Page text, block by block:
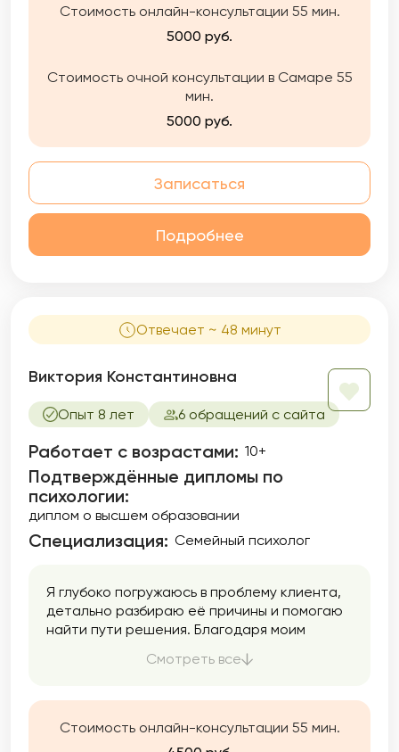
Стоимость онлайн-консультации 55 мин.
5000 руб.
Стоимость очной консультации в Самаре 55
мин.
5000 руб.
Записаться
Подробнее
Отвечает ~ 48 минут
Виктория Константиновна
Опыт 8 лет 6 обращений с сайта
Работает с возрастами: 10+
Подтверждённые дипломы по
психологии:
диплом о высшем образовании
Специализация: Семейный психолог
Я глубоко погружаюсь в проблему клиента,
детально разбираю её причины и помогаю
найти пути решения. Благодаря моим
управлению собственными чувствами и
потребности и эффективно реализовывать
желания. Со мной вы сможете освободиться
Смотреть все
Стоимость онлайн-консультации 55 мин.